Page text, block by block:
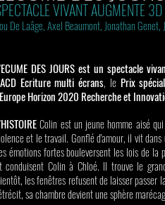
VIVANT AUGMENTE
De Laâge, Axel Beaumont, Jonathan Genet,
ME DES JOURS est un spectacle
Ecriture multi écrans, le Prix
Horizon 2020 Recherche et
Colin est un jeune homme aisé
et le travail. Gonflé d'amour, il vit
émotions fortes bouleversent les lois de la
conduisent Colin à Chloé. Il trouve le
les fenêtres refusent de laisser passer
sa chambre devient une sphère